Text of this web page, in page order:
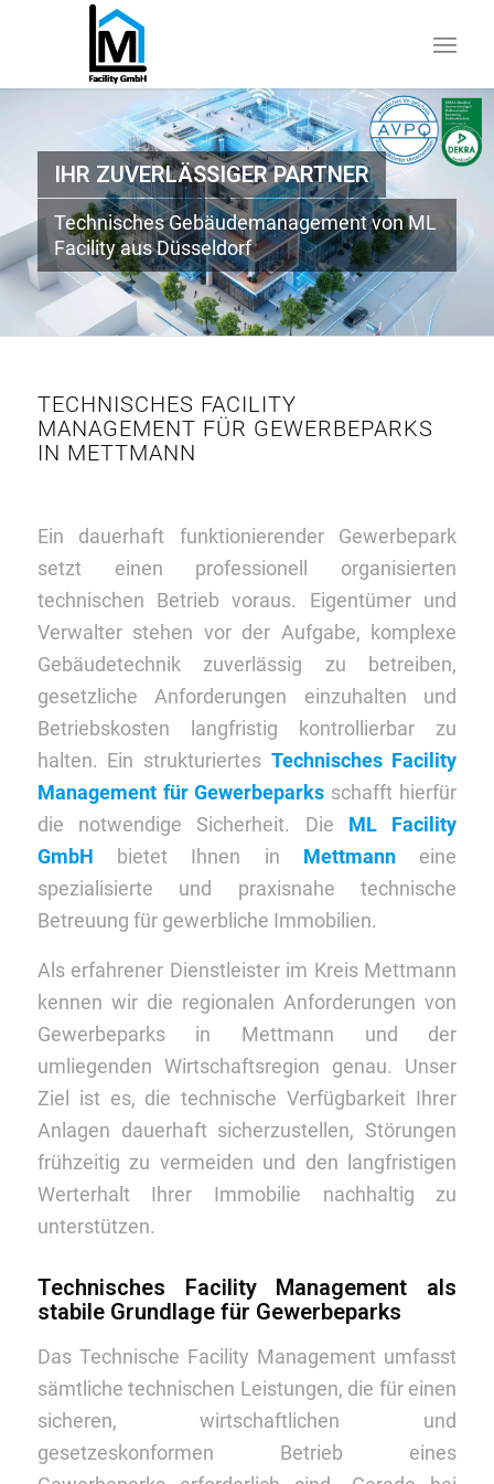
IHR ZUVERLÄSSIGER PARTNER
Technisches Gebäudemanagement von ML
Facility aus Düsseldorf
TECHNISCHES FACILITY
MANAGEMENT FÜR GEWERBEPARKS
IN METTMANN
Ein dauerhaft funktionierender Gewerbepark
setzt einen professionell organisierten
technischen Betrieb voraus. Eigentümer und
Verwalter stehen vor der Aufgabe, komplexe
Gebäudetechnik zuverlässig zu betreiben,
gesetzliche Anforderungen einzuhalten und
Betriebskosten langfristig kontrollierbar zu
halten. Ein strukturiertes Technisches Facility
Management für Gewerbeparks schafft hierfür
die notwendige Sicherheit. Die ML Facility
GmbH bietet Ihnen in Mettmann eine
spezialisierte und praxisnahe technische
Betreuung für gewerbliche Immobilien.
Als erfahrener Dienstleister im Kreis Mettmann
kennen wir die regionalen Anforderungen von
Gewerbeparks in Mettmann und der
umliegenden Wirtschaftsregion genau. Unser
Ziel ist es, die technische Verfügbarkeit Ihrer
Anlagen dauerhaft sicherzustellen, Störungen
frühzeitig zu vermeiden und den langfristigen
Werterhalt Ihrer Immobilie nachhaltig zu
unterstützen.
Technisches Facility Management als
stabile Grundlage für Gewerbeparks
Das Technische Facility Management umfasst
sämtliche technischen Leistungen, die für einen
sicheren, wirtschaftlichen und
gesetzeskonformen Betrieb eines